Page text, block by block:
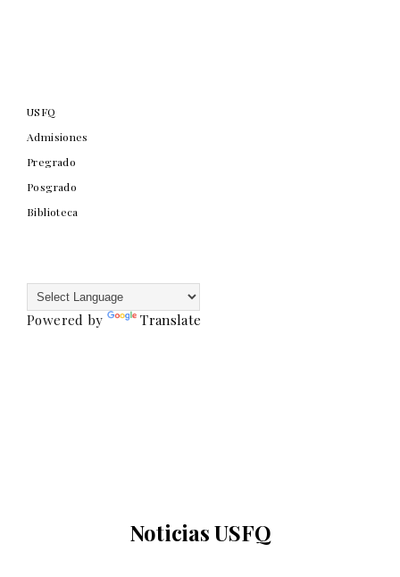
USFQ
Admisiones
Pregrado
Posgrado
Biblioteca
Powered by Translate
Noticias USFQ